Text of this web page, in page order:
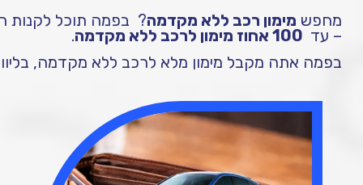
מחפש מימון רכב ללא מקדמה? בפמה תוכל לקנות
– עד 100 אחוז מימון לרכב ללא מקדמה.
בפמה אתה מקבל מימון מלא לרכב ללא מקדמה,